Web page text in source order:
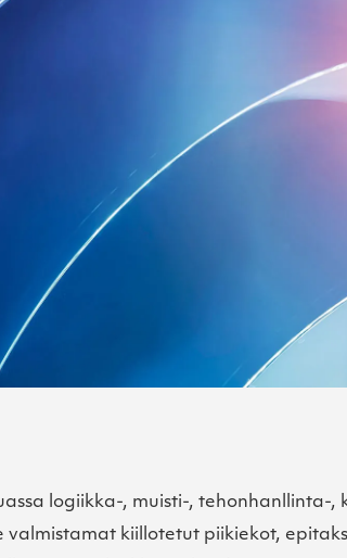
logiikka-, muisti-, tehonhanllinta-,
kiillotetut piikiekot,